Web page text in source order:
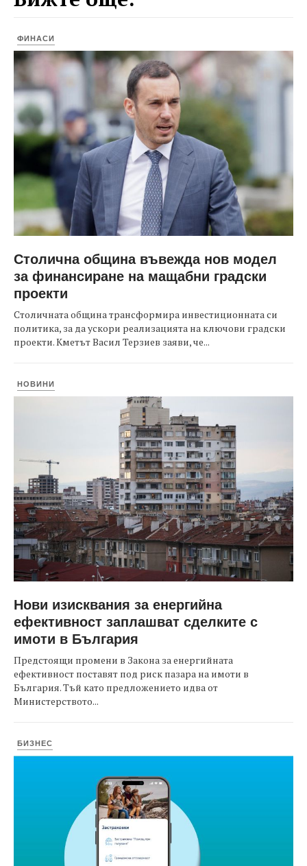
ФИНАСИ
Столична община въвежда нов модел
за финансиране на мащабни градски
проекти
Столичната община трансформира инвестиционната си
политика, за да ускори реализацията на ключови градски
проекти. Кметът Васил Терзиев заяви, че...
НОВИНИ
Нови изисквания за енергийна
ефективност заплашват сделките с
имоти в България
Предстоящи промени в Закона за енергийната
ефективност поставят под риск пазара на имоти в
България. Тъй като предложението идва от
Министерството...
БИЗНЕС